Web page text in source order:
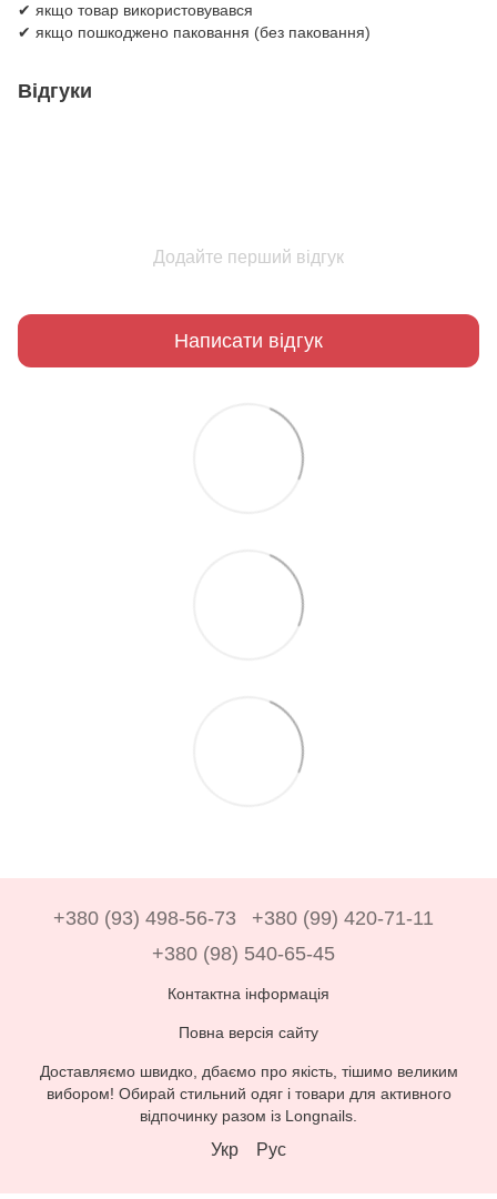
✔ якщо товар використовувався
✔ якщо пошкоджено паковання (без паковання)
Відгуки
Додайте перший відгук
Написати відгук
+380 (93) 498-56-73
+380 (99) 420-71-11
+380 (98) 540-65-45
Контактна інформація
Повна версія сайту
Доставляємо швидко, дбаємо про якість, тішимо великим
вибором! Обирай стильний одяг і товари для активного
відпочинку разом із Longnails.
Укр Рус